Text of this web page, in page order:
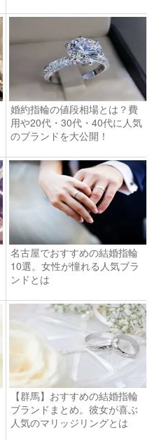
婚約指輪の値段相場とは？費
用や20代・30代・40代に人気
のブランドを大公開！
名古屋でおすすめの結婚指輪
10選。女性が憧れる人気ブラ
ンドとは
【群馬】おすすめの結婚指輪
ブランドまとめ。彼女が喜ぶ
人気のマリッジリングとは